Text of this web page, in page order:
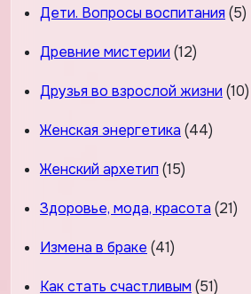
Дети. Вопросы воспитания (5)
Древние мистерии (12)
Друзья во взрослой жизни (10)
Женская энергетика (44)
Женский архетип (15)
Здоровье, мода, красота (21)
Измена в браке (41)
Как стать счастливым (51)